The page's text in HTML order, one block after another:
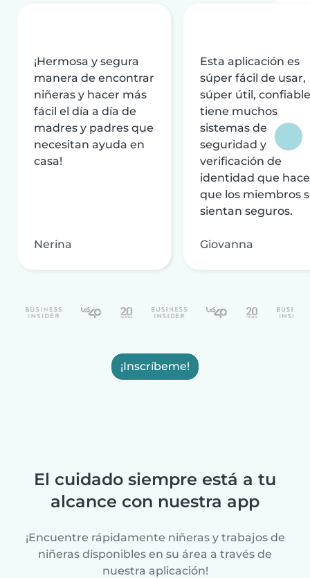
¡Hermosa y segura
manera de encontrar
niñeras y hacer más
fácil el día a día de
madres y padres que
necesitan ayuda en
casa!
Nerina
Esta aplicación es
súper fácil de usar,
súper útil,
tiene muchos
sistemas de
seguridad y
verificación de
identidad que
que los miembros
sientan seguros.
Giovanna
¡Inscríbeme!
El cuidado siempre está a tu
alcance con nuestra app
¡Encuentre rápidamente niñeras y trabajos de
niñeras disponibles en su área a través de
nuestra aplicación!